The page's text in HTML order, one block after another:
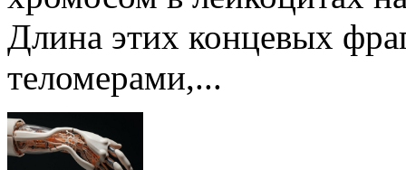
Длина этих концевых
теломерами,...